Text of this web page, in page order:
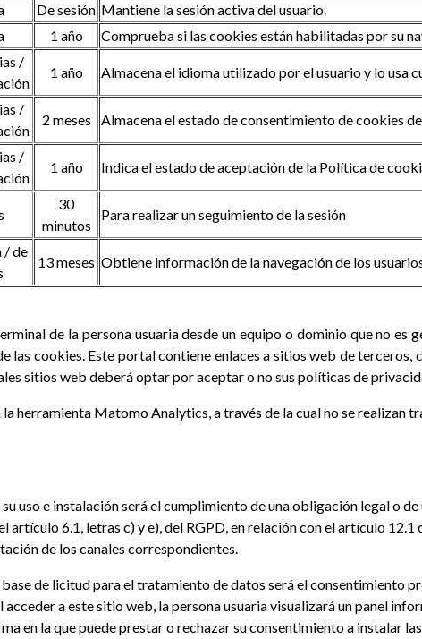
De sesión Mantiene la sesión activa del usuario.
1 año Comprueba si las cookies están habilitadas por su
/
1 año Almacena el idioma utilizado por el usuario y lo usa
/
2 meses Almacena el estado de consentimiento de cookies
/
1 año Indica el estado de aceptación de la Política de
30
minutos
Para realizar un seguimiento de la sesión
/ de
13 meses Obtiene información de la navegación de los
de la persona usuaria desde un equipo o dominio que no
cookies. Este portal contiene enlaces a sitios web de terceros,
sitios web deberá optar por aceptar o no sus políticas de
herramienta Matomo Analytics, a través de la cual no se realizan
uso e instalación será el cumplimiento de una obligación legal o
artículo 6.1, letras c) y e), del RGPD, en relación con el artículo
de los canales correspondientes.
de licitud para el tratamiento de datos será el consentimiento
a este sitio web, la persona usuaria visualizará un panel
en la que puede prestar o rechazar su consentimiento a instalar